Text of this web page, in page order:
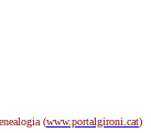
(www.portalgironi.cat)